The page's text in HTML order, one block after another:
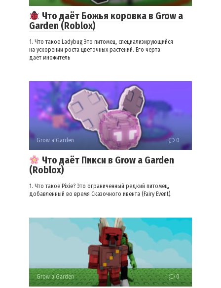
Что даёт Божья коровка в Grow a
Garden (Roblox)
1. Что такое Ladybug Это питомец, специализирующийся
на ускорении роста цветочных растений. Его черта
даёт множитель
Grow a Garden 0
Что даёт Пикси в Grow a Garden
(Roblox)
1. Что такое Pixie? Это ограниченный редкий питомец,
добавленный во время Сказочного ивента (Fairy Event).
Grow a Garden 0